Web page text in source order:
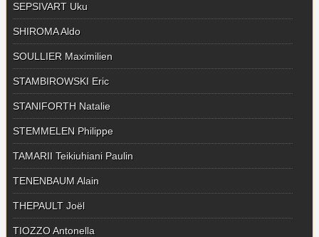
SEPSIVART Uku
SHIROMA Aldo
SOULLIER Maximilien
STAMBIROWSKI Eric
STANIFORTH Natalie
STEMMELEN Philippe
TAMARII Teikiuhiani Paulin
TENENBAUM Alain
THEPAULT Joël
TIOZZO Antonella